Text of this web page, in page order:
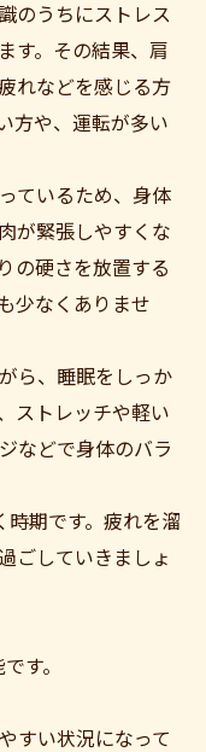
のうちにストレス
す。その結果、肩
れなどを感じる方
方や、運転が多い
ているため、身体
が緊張しやすくな
の硬さを放置する
少なくありませ
ら、睡眠をしっか
ストレッチや軽い
などで身体のバラ
時期です。疲れを溜
ごしていきましょ
す。
すい状況になって